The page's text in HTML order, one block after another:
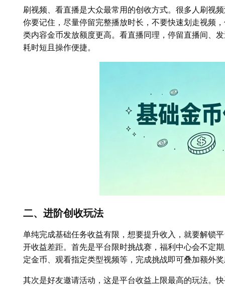
刷视频、看直播是大众最常用的创收方式。很多人刷视
你要记住，尽量停留完整播放时长，不要快速划走视频
类内容金币发放额度更高。看直播同理，停留直播间、
耗时短且操作便捷。
二、进阶创收玩法
单纯完成基础任务收益有限，想要提升收入，就要解锁
开收益差距。首先是平台限时挑战赛，福利中心会不定
定金币、观看指定类型视频等，完成挑战即可叠加额外
其次是好友邀请活动，这是平台收益上限最高的玩法。